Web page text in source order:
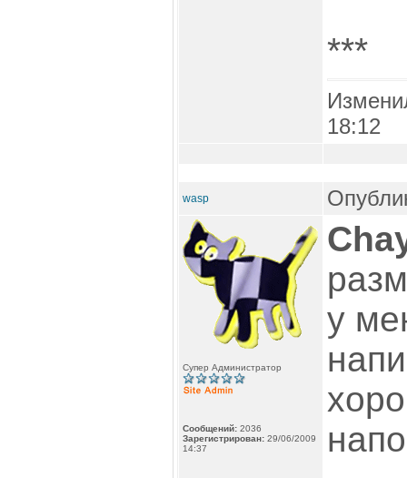
***
18:12
wasp
Супер Администратор
Сообщений: 2036
Зарегистрирован: 29/06/2009
14:37
у